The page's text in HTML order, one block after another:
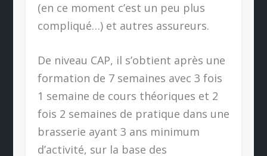
(en ce moment c’est un peu plus
compliqué…) et autres assureurs.
De niveau CAP, il s’obtient après une
formation de 7 semaines avec 3 fois
1 semaine de cours théoriques et 2
fois 2 semaines de pratique dans une
brasserie ayant 3 ans minimum
d’activité, sur la base des